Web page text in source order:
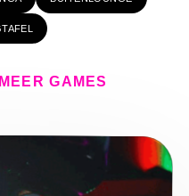
GAMES